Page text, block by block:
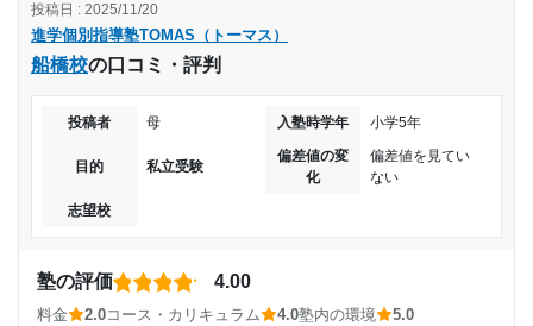
った。
改善してほしい点
一回一万円の授業が本当に無駄で終わる。
とても高い。一回の授業の密度を高くしないと学びにならな
いと思う。先生のランクごとによって値段も違うので考え
所。
ない。
進学個別指導塾TOMAS（トーマス）
船橋校の口コミ・評判
投稿日 : 2025/11/20
投稿者 母 入塾時学年 小学5年
目的 私立受験
偏差値の変
化
偏差値を見てい
ない
志望校
塾の評価 4.00
料金 2.0コース・カリキュラム 4.0塾内の環境
5.0